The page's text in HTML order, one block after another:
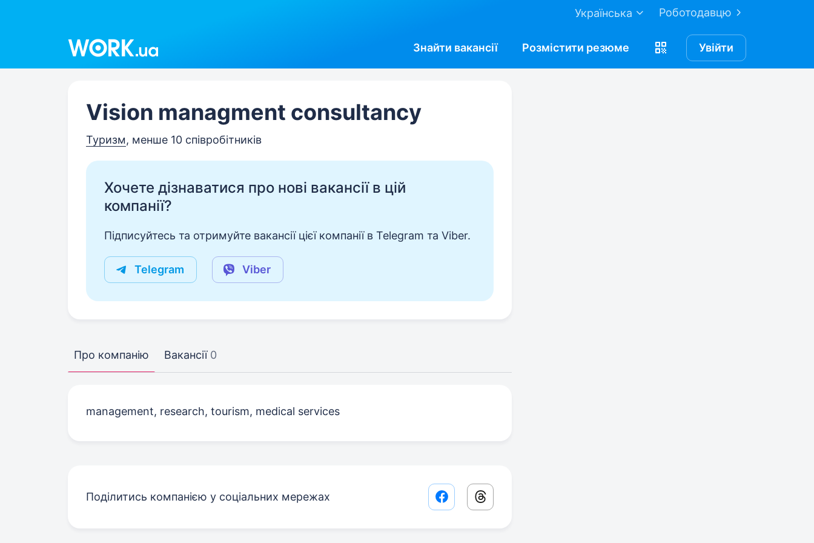
Роботодавцю
Українська
Знайти вакансії Розмістити резюме Увійти
Vision managment consultancy
Туризм, менше 10 співробітників
Хочете дізнаватися про нові вакансії в цій
компанії?
Підписуйтесь та отримуйте вакансії цієї компанії в Telegram та Viber.
Telegram Viber
Про компанію Вакансії 0
management, research, tourism, medical services
Поділитись компанією у соціальних мережах Facebook share link
Threads share link